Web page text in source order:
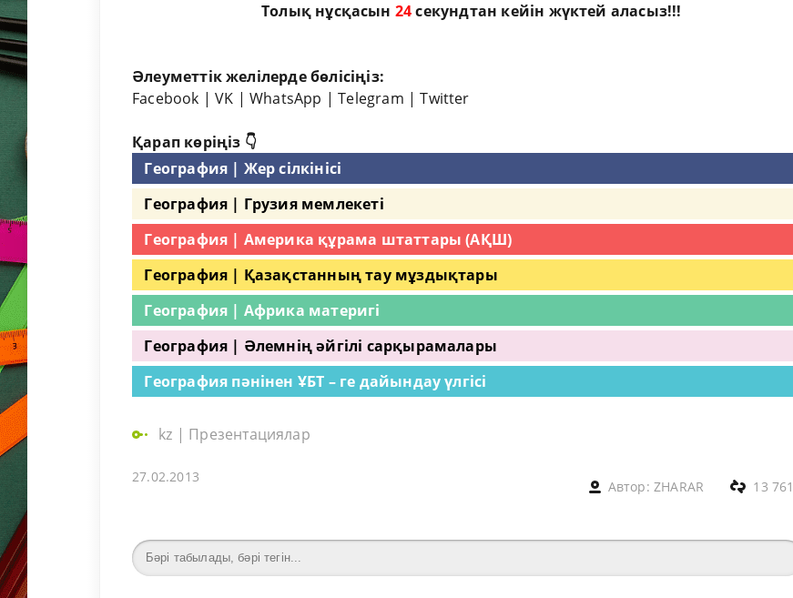
Толық нұсқасын 23секундтан кейін жүктей аласыз!!!
Әлеуметтік желілерде бөлісіңіз:
Facebook |VK |WhatsApp |Telegram |Twitter
Қарап көріңіз 👇
География | Жер сілкінісі
География | Грузия мемлекеті
География | Америка құрама штаттары (АҚШ)
География | Қазақстанның тау мұздықтары
География | Африка материгі
География | Әлемнің әйгілі сарқырамалары
География пәнінен ҰБТ – ге дайындау үлгісі
kz | Презентациялар
27.02.2013
Автор:ZHARAR 13 761